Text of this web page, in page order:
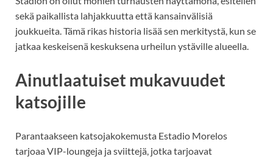
sekä paikallista lahjakkuutta että kansainvälisiä
joukkueita. Tämä rikas historia lisää sen merkitystä, kun se
jatkaa keskeisenä keskuksena urheilun ystäville alueella.
Ainutlaatuiset mukavuudet
katsojille
Parantaakseen katsojakokemusta Estadio Morelos
tarjoaa VIP-loungeja ja sviittejä, jotka tarjoavat